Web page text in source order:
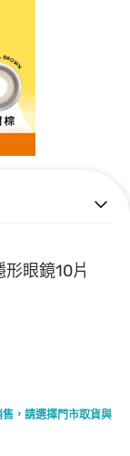
眼鏡10片
，請選擇門市取貨與